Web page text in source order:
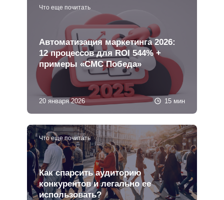
Что еще почитать
Автоматизация маркетинга 2026:
12 процессов для ROI 544% +
примеры «СМС Победа»
20 января 2026 15 мин
Что еще почитать
Как спарсить аудиторию
конкурентов и легально ее
использовать?